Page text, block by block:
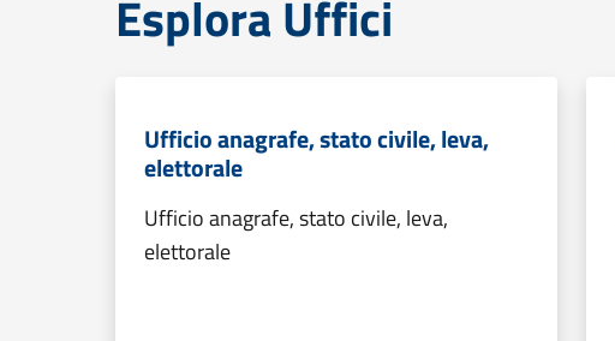
Esplora Uffici
Ufficio anagrafe, stato civile, leva,
elettorale
Ufficio anagrafe, stato civile, leva,
elettorale